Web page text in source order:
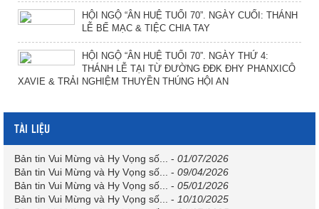
HỘI NGỘ “ÂN HUỆ TUỔI 70”. NGÀY CUỐI: THÁNH
LỄ BẾ MẠC & TIỆC CHIA TAY
HỘI NGỘ “ÂN HUỆ TUỔI 70”. NGÀY THỨ 4:
THÁNH LỄ TẠI TỪ ĐƯỜNG ĐĐK ĐHY PHANXICÔ
XAVIE & TRẢI NGHIỆM THUYỀN THÚNG HỘI AN
TÀI LIỆU
Bản tin Vui Mừng và Hy Vọng số... - 01/07/2026
Bản tin Vui Mừng và Hy Vọng số...
- 09/04/2026
Bản tin Vui Mừng và Hy Vọng số...
- 05/01/2026
Bản tin Vui Mừng và Hy Vọng số...
- 10/10/2025